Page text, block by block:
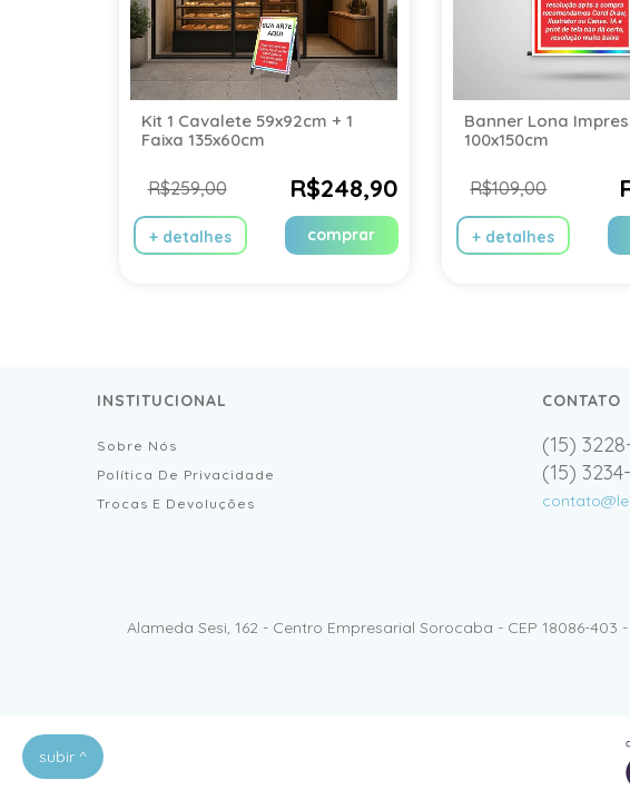
Kit 1 Cavalete 59x92cm + 1
Faixa 135x60cm
R$259,00 R$248,90
+ detalhes comprar
Banner Lona
100x150cm
R$109,00
+ detalhes
INSTITUCIONAL
Sobre Nós
Política De Privacidade
Trocas E Devoluções
CONTATO
(15)
(15)
Alameda Sesi, 162 - Centro Empresarial Sorocaba - CEP 18086-
subir ^